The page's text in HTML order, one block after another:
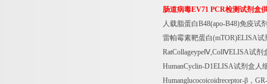
肠道病毒EV71 PCR检测试剂盒
人载脂蛋白B48(apo-B48)免疫试
雷帕霉素靶蛋白(mTOR)ELISA试
RatCollageype Ⅳ,Col ⅣELISA试剂
HumanCyclin-D1ELISA试剂盒人
Humanglucocoicoidreceptor-β， GR-